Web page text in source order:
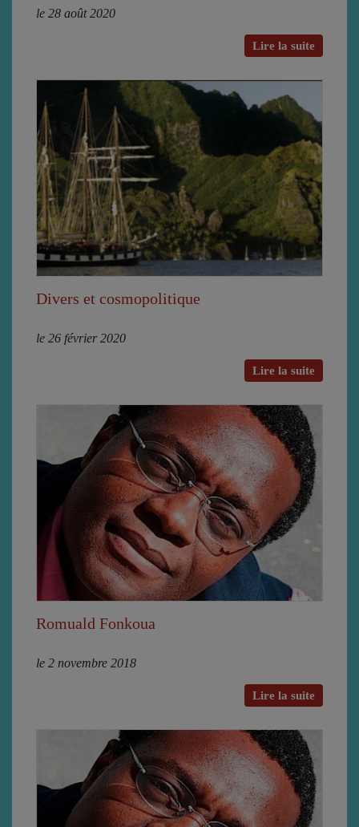
le 28 août 2020
Lire la suite
Divers et cosmopolitique
le 26 février 2020
Lire la suite
Romuald Fonkoua
le 2 novembre 2018
Lire la suite